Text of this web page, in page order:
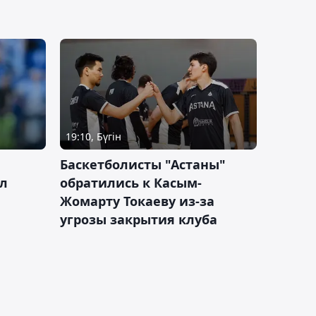
19:10, Бүгін
Баскетболисты "Астаны"
обратились к Касым-
Жомарту Токаеву из-за
угрозы закрытия клуба